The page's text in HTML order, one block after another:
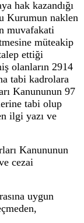
hak kazandığı
Kurumun naklen
muvafakati
müteakip
ettiği
olanların 2914
tabi kadrolara
Kanununun 97
tabi olup
ilgi yazı ve
Kanununun
cezai
uygun